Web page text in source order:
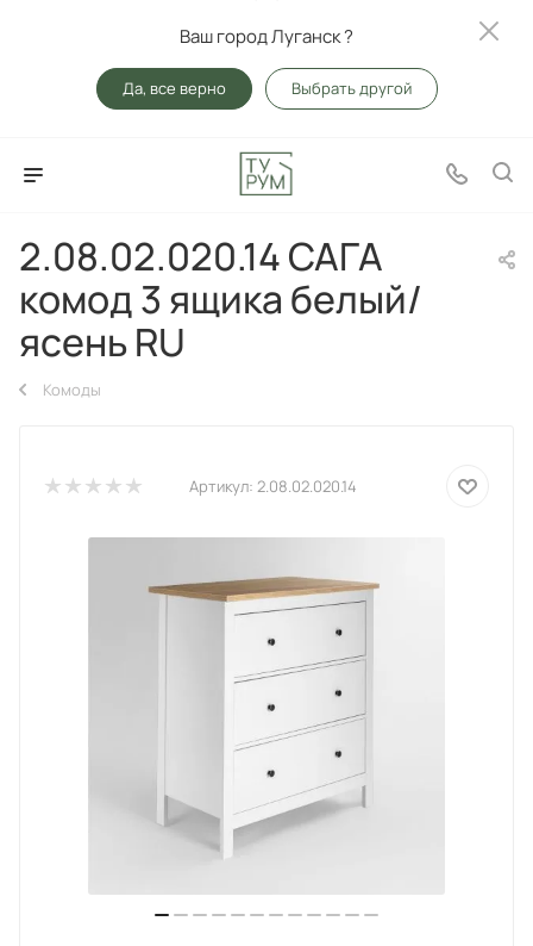
Ваш город Луганск ?
Да, все верно Выбрать другой
2.08.02.020.14 САГА
комод 3 ящика белый/
ясень RU
Комоды
Артикул: 2.08.02.020.14